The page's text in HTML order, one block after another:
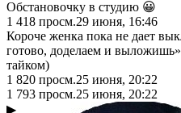
Обстановочку в студию 😀
1 418 просм.29 июня, 16:46
Короче женка пока не дает
готово, доделаем и
тайком)
1 820 просм.25 июня, 20:22
1 793 просм.25 июня, 20:22
▶